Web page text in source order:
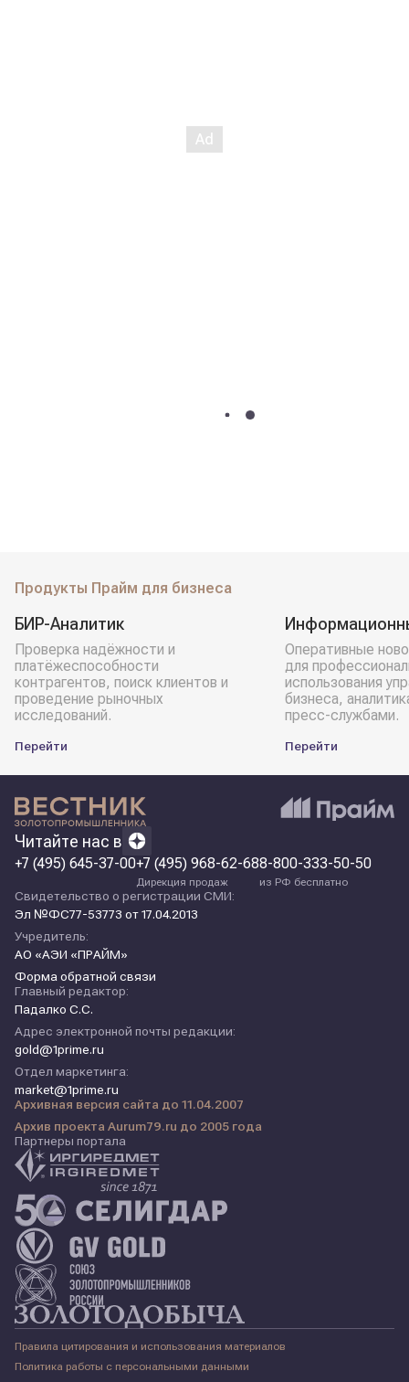
Продукты Прайм для бизнеса
БИР-Аналитик
Проверка надёжности и
платёжеспособности
контрагентов, поиск клиентов и
проведение рыночных
исследований.
Перейти
Оперативные
для
использования
бизнеса,
пресс-службами.
Перейти
Читайте нас в
+7 (495) 645-37-00+7 (495) 968-62-68
Дирекция продаж
8-800-333-50-50
из РФ бесплатно
Свидетельство о регистрации СМИ:
Эл №ФС77-53773 от 17.04.2013
Учредитель:
АО «АЭИ «ПРАЙМ»
Форма обратной связи
Главный редактор:
Падалко С.С.
Адрес электронной почты редакции:
gold@1prime.ru
Отдел маркетинга:
market@1prime.ru
Архивная версия сайта до 11.04.2007
Архив проекта Aurum79.ru до 2005 года
Партнеры портала
Правила цитирования и использования материалов
Политика работы с персональными данными